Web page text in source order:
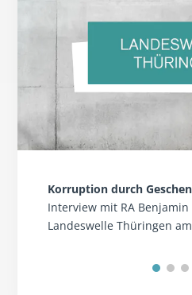
Korruption durch
Interview mit RA
Landeswelle Thüringen